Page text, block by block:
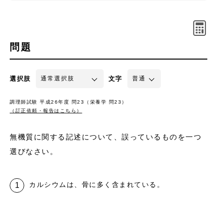
問題
選択肢 文字
調理師試験 平成26年度 問23（栄養学 問23）
（訂正依頼・報告はこちら）
無機質に関する記述について、誤っているものを一つ
選びなさい。
カルシウムは、骨に多く含まれている。